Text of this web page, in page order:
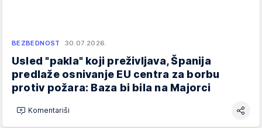
BEZBEDNOST 30.07.2026.
Usled "pakla" koji preživljava, Španija
predlaže osnivanje EU centra za borbu
protiv požara: Baza bi bila na Majorci
Komentariši